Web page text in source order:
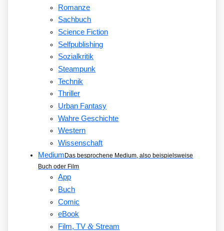
Romanze
Sachbuch
Science Fiction
Selfpublishing
Sozialkritik
Steampunk
Technik
Thriller
Urban Fantasy
Wahre Geschichte
Western
Wissenschaft
Medium Das besprochene Medium, also beispielsweise
Buch oder Film
App
Buch
Comic
eBook
Film, TV&Stream